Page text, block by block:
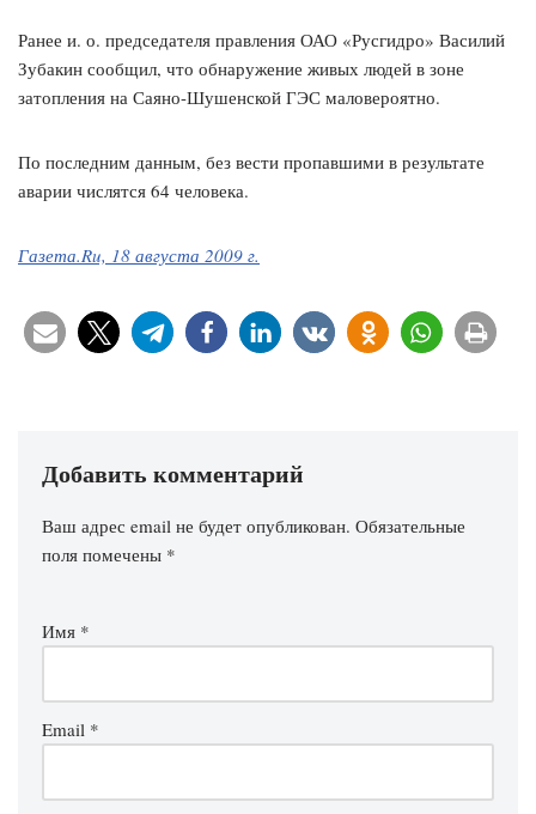
Ранее и. о. председателя правления ОАО «Русгидро» Василий
Зубакин сообщил, что обнаружение живых людей в зоне
затопления на Саяно-Шушенской ГЭС маловероятно.
По последним данным, без вести пропавшими в результате
аварии числятся 64 человека.
Газета.Ru, 18 августа 2009 г.
Добавить комментарий
Ваш адрес email не будет опубликован. Обязательные
поля помечены *
Имя *
Email *